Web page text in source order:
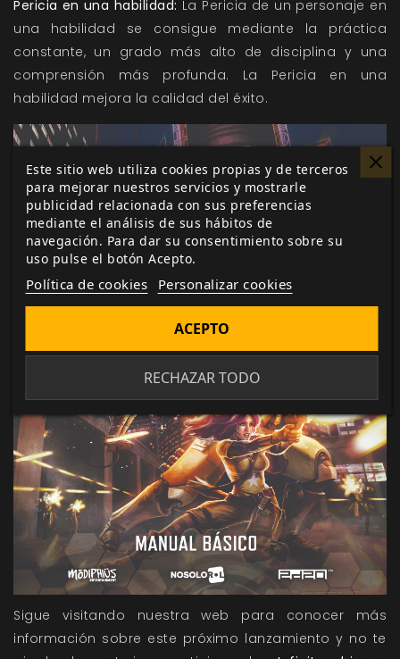
Pericia en una habilidad: La Pericia de un personaje en
una habilidad se consigue mediante la práctica
constante, un grado más alto de disciplina y una
comprensión más profunda. La Pericia en una
habilidad mejora la calidad del éxito.
Sigue visitando nuestra web para conocer más
información sobre este próximo lanzamiento y no te
Este sitio web utiliza cookies propias y de terceros
para mejorar nuestros servicios y mostrarle
publicidad relacionada con sus preferencias
mediante el análisis de sus hábitos de
navegación. Para dar su consentimiento sobre su
uso pulse el botón Acepto.
Política de cookies Personalizar cookies
RECHAZAR TODO
ACEPTO